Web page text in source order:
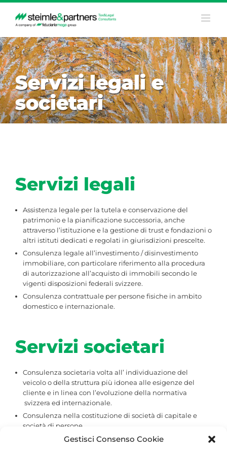
Gestisci Consenso Cookie
Salta
contenuto
Servizi legali e
societari
Servizi legali
Assistenza legale per la tutela e conservazione del
patrimonio e la pianificazione successoria, anche
attraverso l’istituzione e la gestione di trust e fondazioni o
altri istituti dedicati e regolati in giurisdizioni prescelte.
Consulenza legale all’investimento / disinvestimento
immobiliare, con particolare riferimento alla procedura
di autorizzazione all’acquisto di immobili secondo le
vigenti disposizioni federali svizzere.
Consulenza contrattuale per persone fisiche in ambito
domestico e internazionale.
Servizi societari
Consulenza societaria volta all’ individuazione del
veicolo o della struttura più idonea alle esigenze del
cliente e in linea con l’evoluzione della normativa
svizzera ed internazionale.
Consulenza nella costituzione di società di capitale e
società di persone.
Consulenza contrattuale per regolare transazioni